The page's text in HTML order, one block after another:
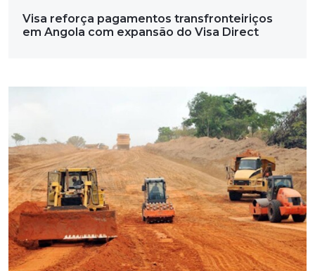
Visa reforça pagamentos transfronteiriços
em Angola com expansão do Visa Direct